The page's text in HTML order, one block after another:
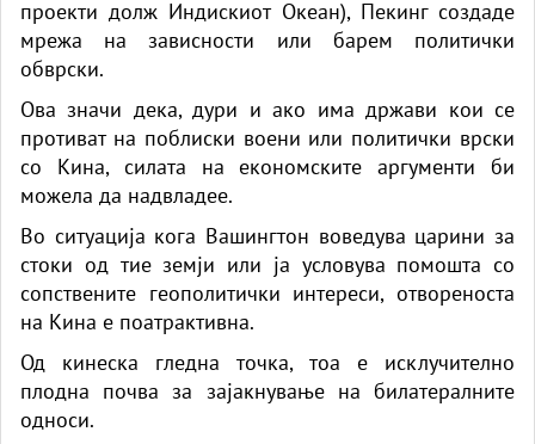
проекти долж Индискиот Океан), Пекинг создаде
мрежа на зависности или барем политички
обврски.
Ова значи дека, дури и ако има држави кои се
противат на поблиски воени или политички врски
со Кина, силата на економските аргументи би
можела да надвладее.
Во ситуација кога Вашингтон воведува царини за
стоки од тие земји или ја условува помошта со
сопствените геополитички интереси, отвореноста
на Кина е поатрактивна.
Од кинеска гледна точка, тоа е исклучително
плодна почва за зајакнување на билатералните
односи.